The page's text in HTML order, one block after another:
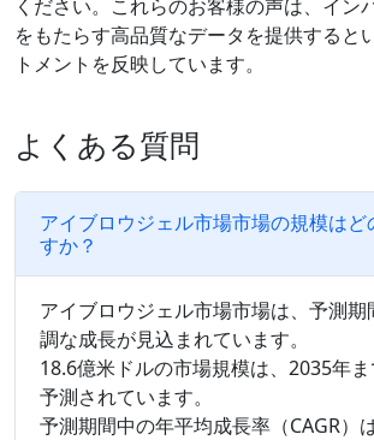
ください。これらのお客様の声は、イン
をもたらす高品質なデータを提供すると
トメントを反映しています。
よくある質問
アイブロウジェル市場市場の規模はど
すか？
アイブロウジェル市場市場は、予測期
調な成長が見込まれています。
18.6億米ドルの市場規模は、2035年
予測されています。
予測期間中の年平均成長率（CAGR）